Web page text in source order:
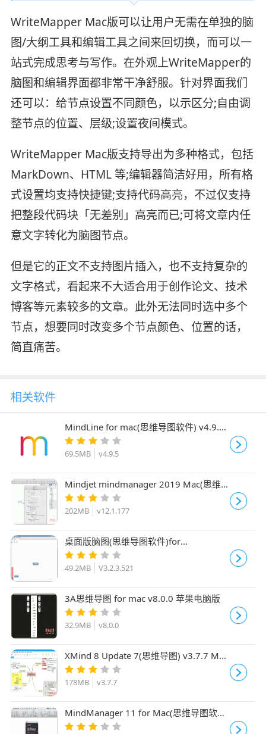
WriteMapper Mac版可以让用户无需在单独的脑
图/大纲工具和编辑工具之间来回切换，而可以一
站式完成思考与写作。在外观上WriteMapper的
脑图和编辑界面都非常干净舒服。针对界面我们
还可以：给节点设置不同颜色，以示区分;自由调
整节点的位置、层级;设置夜间模式。
WriteMapper Mac版支持导出为多种格式，包括
MarkDown、HTML 等;编辑器简洁好用，所有格
式设置均支持快捷键;支持代码高亮，不过仅支持
把整段代码块「无差别」高亮而已;可将文章内任
意文字转化为脑图节点。
但是它的正文不支持图片插入，也不支持复杂的
文字格式，看起来不大适合用于创作论文、技术
博客等元素较多的文章。此外无法同时选中多个
节点，想要同时改变多个节点颜色、位置的话，
简直痛苦。
相关软件
MindLine for mac(思维导图软件) v4.9.5
苹果电脑版
69.5MB v4.9.5
Mindjet mindmanager 2019 Mac(思维
导图软件) v12.1.177 中文特别版
202MB v12.1.177
桌面版脑图(思维导图软件)for
MacV3.2.3.521 苹果电脑版
49.2MB V3.2.3.521
3A思维导图 for mac v8.0.0 苹果电脑版
32.9MB v8.0.0
XMind 8 Update 7(思维导图) v3.7.7 Mac
特别版(附破解补丁+安装教程+序列号)
178MB v3.7.7
MindManager 11 for Mac(思维导图软件)
V11.0.143 中文特别版